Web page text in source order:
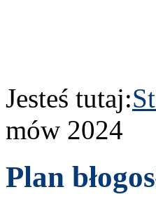
Jesteś tutaj:
mów 2024
Plan